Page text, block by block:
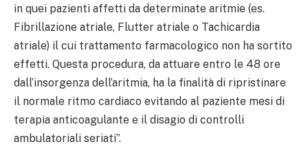
in quei pazienti affetti da determinate aritmie (es.
Fibrillazione atriale, Flutter atriale o Tachicardia
atriale) il cui trattamento farmacologico non ha sortito
effetti. Questa procedura, da attuare entro le 48 ore
dall’insorgenza dell’aritmia, ha la finalità di ripristinare
il normale ritmo cardiaco evitando al paziente mesi di
terapia anticoagulante e il disagio di controlli
ambulatoriali seriati”.